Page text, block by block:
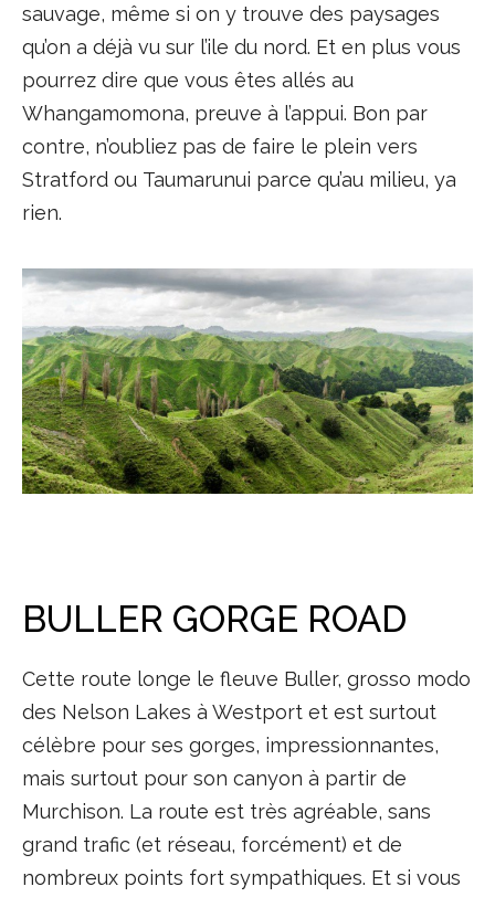
sauvage, même si on y trouve des paysages
qu’on a déjà vu sur l’ile du nord. Et en plus vous
pourrez dire que vous êtes allés au
Whangamomona, preuve à l’appui. Bon par
contre, n’oubliez pas de faire le plein vers
Stratford ou Taumarunui parce qu’au milieu, ya
rien.
BULLER GORGE ROAD
Cette route longe le fleuve Buller, grosso modo
des Nelson Lakes à Westport et est surtout
célèbre pour ses gorges, impressionnantes,
mais surtout pour son canyon à partir de
Murchison. La route est très agréable, sans
grand trafic (et réseau, forcément) et de
nombreux points fort sympathiques. Et si vous